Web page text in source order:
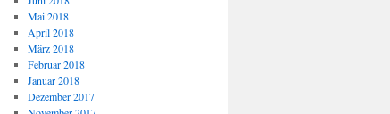
Mai 2018
April 2018
März 2018
Februar 2018
Januar 2018
Dezember 2017